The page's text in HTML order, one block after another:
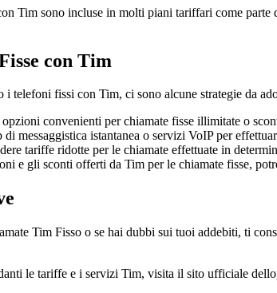
Tim sono incluse in molti piani tariffari come
con Tim
telefoni fissi con Tim, ci sono alcune strategie da
convenienti per chiamate fisse illimitate o
messaggistica istantanea o servizi VoIP per
tariffe ridotte per le chiamate effettuate in
e gli sconti offerti da Tim per le chiamate fisse,
Tim Fisso o se hai dubbi sui tuoi addebiti, ti
le tariffe e i servizi Tim, visita il sito ufficiale